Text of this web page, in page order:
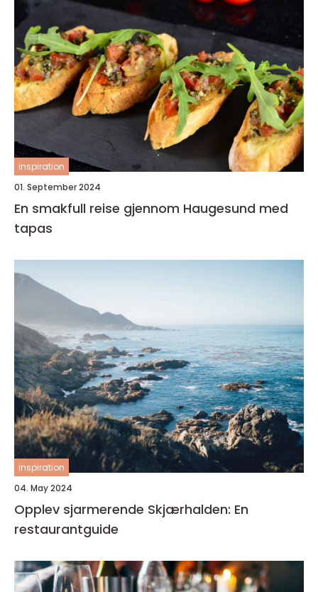
inspiration
01. September 2024
En smakfull reise gjennom Haugesund med
tapas
inspiration
04. May 2024
Opplev sjarmerende Skjærhalden: En
restaurantguide